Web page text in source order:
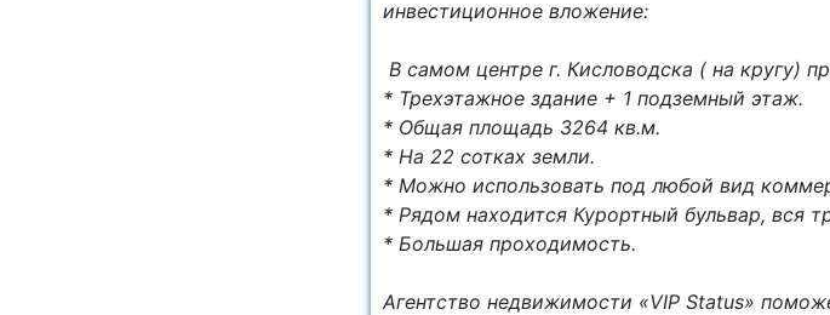
инвестиционное вложение:
В самом центре г. Кисловодска ( на кругу)
* Трехэтажное здание + 1 подземный этаж.
* Общая площадь 3264 кв.м.
* На 22 сотках земли.
* Можно использовать под любой вид
* Рядом находится Курортный бульвар, вся
* Большая проходимость.
Агентство недвижимости «VIP Status»